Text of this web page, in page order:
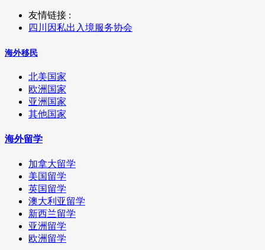
友情链接 :
四川因私出入境服务协会
海外移民
北美国家
欧洲国家
亚洲国家
其他国家
海外留学
加拿大留学
美国留学
英国留学
澳大利亚留学
新西兰留学
亚洲留学
欧洲留学